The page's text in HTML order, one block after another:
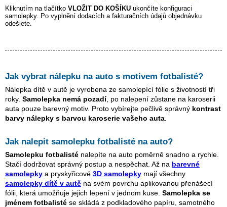
Kliknutím na tlačítko VLOŽIT DO KOŠÍKU ukončíte konfiguraci
samolepky. Po vyplnění dodacích a fakturačních údajů objednávku
odešlete.
Jak vybrat nálepku na auto s motivem fotbalisté?
Nálepka dítě v autě je vyrobena ze samolepící fólie s životností tři
roky. Samolepka nemá pozadí, po nalepení zůstane na karoserii
auta pouze barevný motiv. Proto vybírejte pečlivě správný kontrast
barvy nálepky s barvou karoserie vašeho auta
Jak nalepit samolepku fotbalisté na auto?
Samolepku fotbalisté nalepíte na auto poměrně snadno a rychle.
Stačí dodržovat správný postup a nespěchat. Až na barevné
samolepky a pryskyřicové 3D samolepky mají všechny
samolepky dítě v autě na svém povrchu aplikovanou přenášecí
fólii, která umožňuje jejich lepení v jednom kuse. Samolepka se
jménem fotbalisté se skládá z podkladového papíru, samotného